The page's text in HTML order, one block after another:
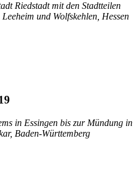
Riedstadt mit den Stadtteilen
und Wolfskehlen, Hessen
in Essingen bis zur Mündung in
Baden-Württemberg